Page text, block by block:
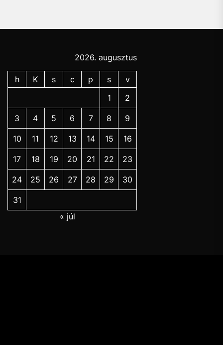
2026. augusztus
h K s c p s
v
1
2
3 4 5 6 7 8 9
10 11 12 13 14 15 16
17 18 19 20 21 22 23
24 25 26 27 28 29 30
31
« júl